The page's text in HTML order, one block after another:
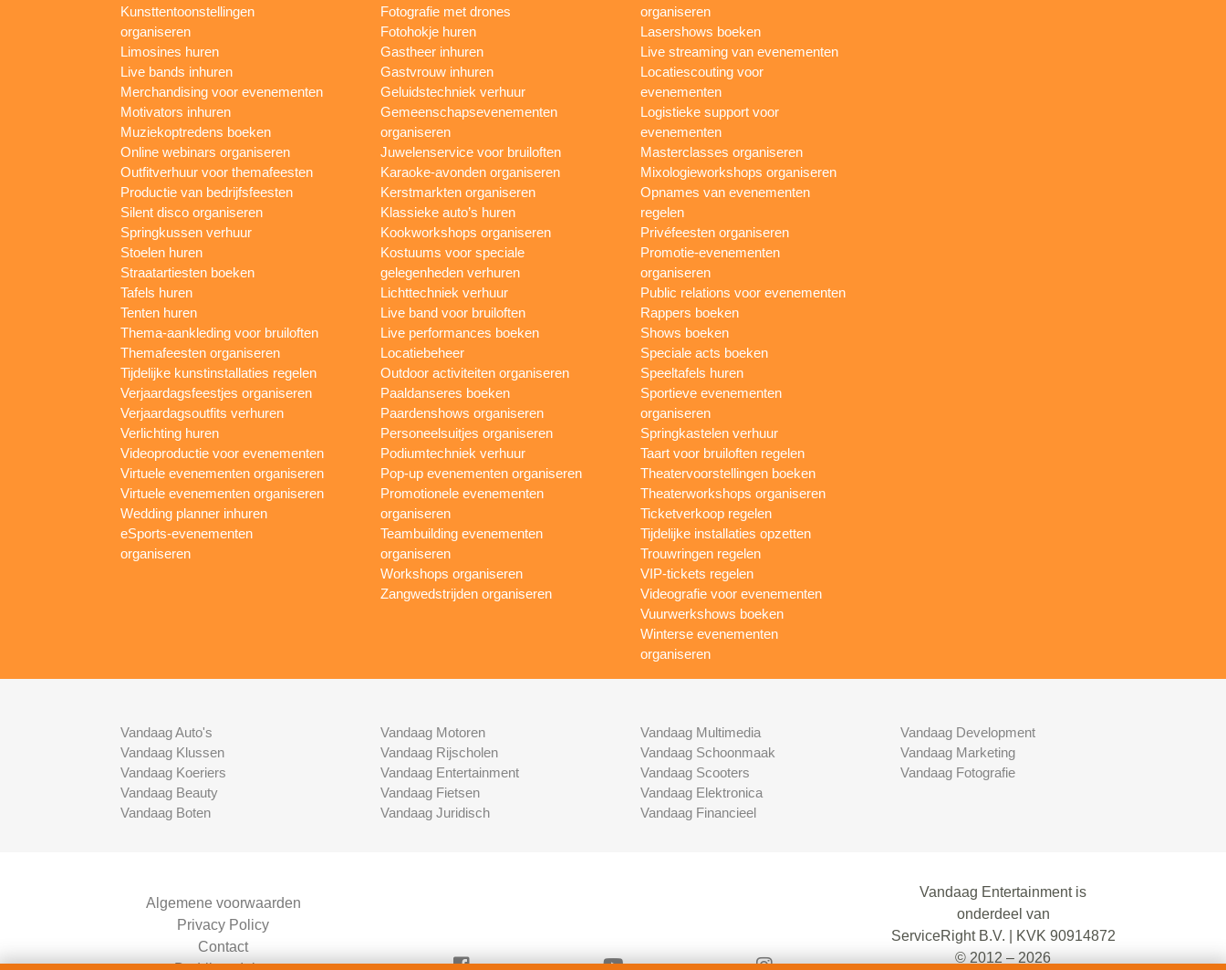
Kunsttentoonstellingen
organiseren
Limosines huren
Live bands inhuren
Merchandising voor evenementen
Motivators inhuren
Muziekoptredens boeken
Online webinars organiseren
Outfitverhuur voor themafeesten
Productie van bedrijfsfeesten
Silent disco organiseren
Springkussen verhuur
Stoelen huren
Straatartiesten boeken
Tafels huren
Tenten huren
Thema-aankleding voor bruiloften
Themafeesten organiseren
Tijdelijke kunstinstallaties regelen
Verjaardagsfeestjes organiseren
Verjaardagsoutfits verhuren
Verlichting huren
Videoproductie voor evenementen
Virtuele evenementen organiseren
Virtuele evenementen organiseren
Wedding planner inhuren
eSports-evenementen
organiseren
Fotografie met drones
Fotohokje huren
Gastheer inhuren
Gastvrouw inhuren
Geluidstechniek verhuur
Gemeenschapsevenementen
organiseren
Juwelenservice voor bruiloften
Karaoke-avonden organiseren
Kerstmarkten organiseren
Klassieke auto’s huren
Kookworkshops organiseren
Kostuums voor speciale
gelegenheden verhuren
Lichttechniek verhuur
Live band voor bruiloften
Live performances boeken
Locatiebeheer
Outdoor activiteiten organiseren
Paaldanseres boeken
Paardenshows organiseren
Personeelsuitjes organiseren
Podiumtechniek verhuur
Pop-up evenementen organiseren
Promotionele evenementen
organiseren
Teambuilding evenementen
organiseren
Workshops organiseren
Zangwedstrijden organiseren
organiseren
Lasershows boeken
Live streaming van evenementen
Locatiescouting voor
evenementen
Logistieke support voor
evenementen
Masterclasses organiseren
Mixologieworkshops organiseren
Opnames van evenementen
regelen
Privéfeesten organiseren
Promotie-evenementen
organiseren
Public relations voor evenementen
Rappers boeken
Shows boeken
Speciale acts boeken
Speeltafels huren
Sportieve evenementen
organiseren
Springkastelen verhuur
Taart voor bruiloften regelen
Theatervoorstellingen boeken
Theaterworkshops organiseren
Ticketverkoop regelen
Tijdelijke installaties opzetten
Trouwringen regelen
VIP-tickets regelen
Videografie voor evenementen
Vuurwerkshows boeken
Winterse evenementen
organiseren
Vandaag Auto's
Vandaag Klussen
Vandaag Koeriers
Vandaag Beauty
Vandaag Boten
Vandaag Motoren
Vandaag Rijscholen
Vandaag Entertainment
Vandaag Fietsen
Vandaag Juridisch
Vandaag Multimedia
Vandaag Schoonmaak
Vandaag Scooters
Vandaag Elektronica
Vandaag Financieel
Vandaag Development
Vandaag Marketing
Vandaag Fotografie
Algemene voorwaarden
Privacy Policy
Contact
Vandaag Entertainment is
onderdeel van
ServiceRight B.V. | KVK 90914872
© 2012 – 2026